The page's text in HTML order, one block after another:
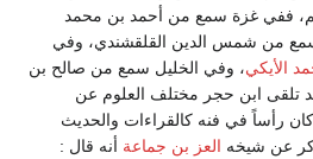
ففي غزة سمع من أحمد بن محمد
من شمس الدين القلقشندي، وفي
الأيكي، وفي الخليل سمع من صالح بن
تلقى ابن حجر مختلف العلوم عن
رأساً في فنه كالقراءات والحديث
عن شيخه العز بن جماعة أنه قال :